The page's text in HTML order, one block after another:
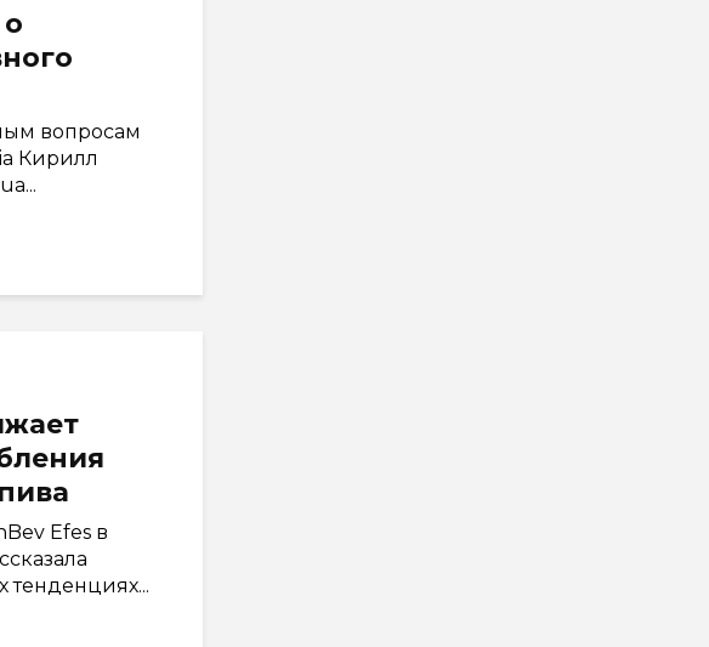
вопросам
Кирилл
Efes в
тенденциях...